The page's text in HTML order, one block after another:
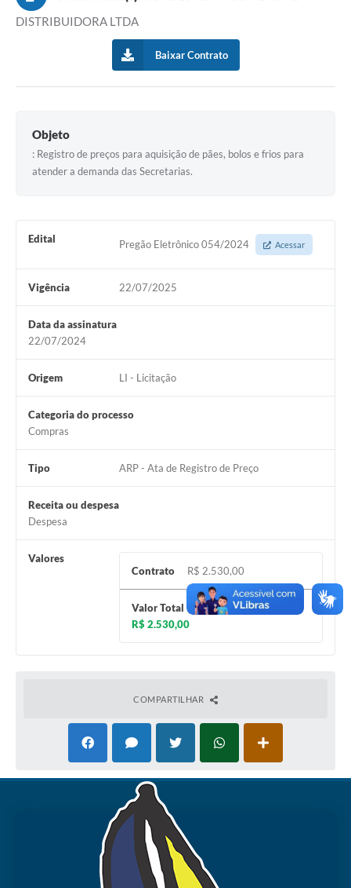
DISTRIBUIDORA LTDA
Baixar Contrato
Objeto
: Registro de preços para aquisição de pães, bolos e frios para
atender a demanda das Secretarias.
Edital Pregão Eletrônico 054/2024 Acessar
Vigência 22/07/2025
Data da assinatura
22/07/2024
Origem LI - Licitação
Categoria do processo
Compras
Tipo ARP - Ata de Registro de Preço
Receita ou despesa
Despesa
Valores
Contrato
R$ 2.530,00
Valor Total
R$ 2.530,00
COMPARTILHAR